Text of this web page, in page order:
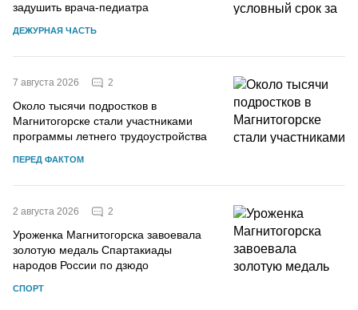
задушить врача-педиатра
ДЕЖУРНАЯ ЧАСТЬ
7 августа 2026 2
Около тысячи подростков в
Магнитогорске стали участниками
программы летнего трудоустройства
ПЕРЕД ФАКТОМ
2 августа 2026 2
Уроженка Магнитогорска завоевала
золотую медаль Спартакиады
народов России по дзюдо
СПОРТ